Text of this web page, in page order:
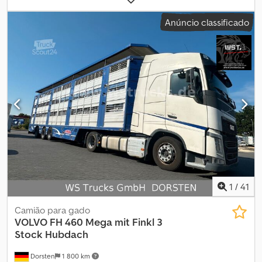
combustível:diesel, cor:outro, tipo de engrenagem:mecânico,
, classe de emissão:Euro 3, número de
, Número de portas: 2 Número de
cilindros: 6 Crsdpfxszhh Shj Amasf Marca do motor: VOLVO
Anúncio classificado
1 / 41
Dorsten 1 800 km
Camião para gado
VOLVO FH 460 Mega mit Finkl 3
Stock Hubdach